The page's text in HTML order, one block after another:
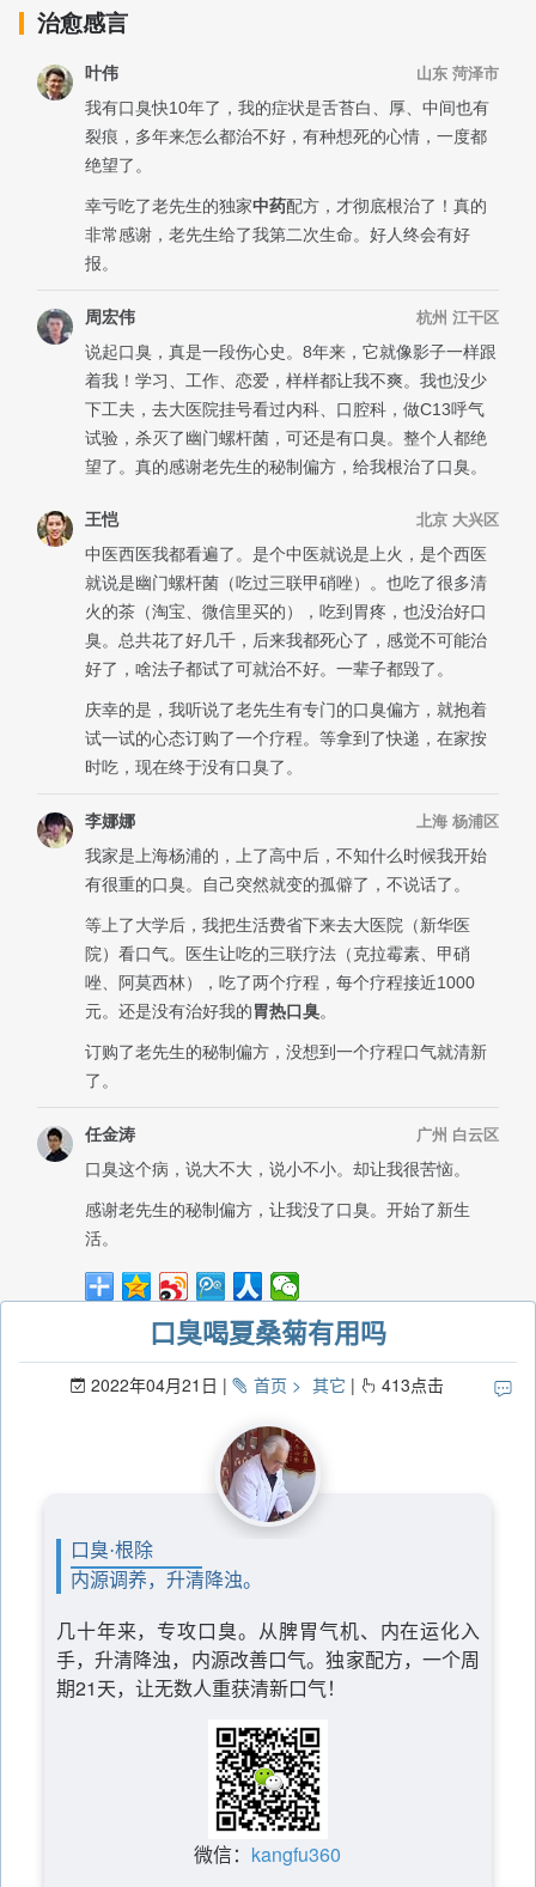
口臭喝夏桑菊有用吗
2022年04月21日 首页 其它 413点击
口臭·根除
内源调养，升清降浊。
几十年来，专攻口臭。从脾胃气机、内在运化入
手，升清降浊，内源改善口气。独家配方，一个周
期21天，让无数人重获清新口气！
微信： kangfu360